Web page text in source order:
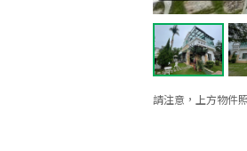
請注意，上方物件